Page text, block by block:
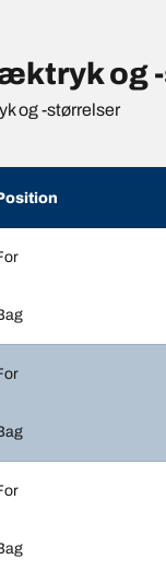
og
og -størrelser